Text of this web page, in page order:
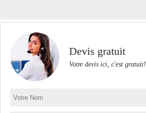
Devis gratuit
Votre devis ici, c'est gratuit!